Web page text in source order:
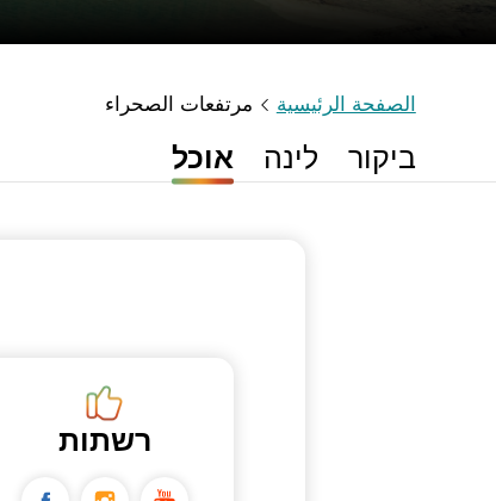
الصفحة الرئيسية مرتفعات الصحراء
ביקור לינה אוכל
רשתות